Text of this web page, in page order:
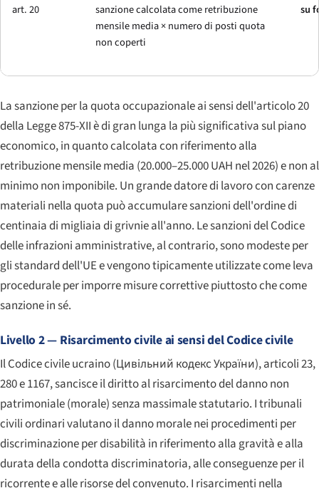
art. 20
sanzione calcolata come retribuzione
mensile media × numero di posti quota
non coperti
su
La sanzione per la quota occupazionale ai sensi dell'articolo 20
della Legge 875-XII è di gran lunga la più significativa sul piano
economico, in quanto calcolata con riferimento alla
retribuzione mensile media (20.000–25.000 UAH nel 2026) e non al
minimo non imponibile. Un grande datore di lavoro con carenze
materiali nella quota può accumulare sanzioni dell'ordine di
centinaia di migliaia di grivnie all'anno. Le sanzioni del Codice
delle infrazioni amministrative, al contrario, sono modeste per
gli standard dell'UE e vengono tipicamente utilizzate come leva
procedurale per imporre misure correttive piuttosto che come
sanzione in sé.
Livello 2 — Risarcimento civile ai sensi del Codice civile
Il Codice civile ucraino (Цивільний кодекс України), articoli 23,
280 e 1167, sancisce il diritto al risarcimento del danno non
patrimoniale (morale) senza massimale statutario. I tribunali
civili ordinari valutano il danno morale nei procedimenti per
discriminazione per disabilità in riferimento alla gravità e alla
durata della condotta discriminatoria, alle conseguenze per il
ricorrente e alle risorse del convenuto. I risarcimenti nella